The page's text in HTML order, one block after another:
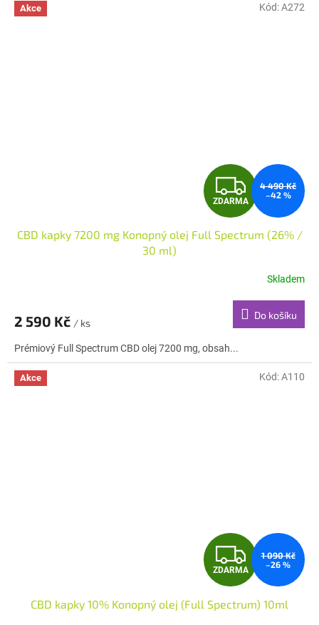
Akce
Z
D
A
M
A
ZDARMA
4 490 Kč
–42 %
CBD kapky 7200 mg Konopný olej Full Spectrum (26% /
30 ml)
Skladem
2 590 Kč / ks
Do košíku
Prémiový Full Spectrum CBD olej 7200 mg, obsah...
Kód:A272
Akce
Z
D
A
ZDARMA
1 090 Kč
–26 %
CBD kapky 10% Konopný olej (Full Spectrum) 10ml
Kód:A110